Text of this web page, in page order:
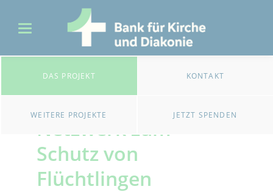
DAS PROJEKT KONTAKT
WEITERE PROJEKTE JETZT SPENDEN
Ökumenisches
Netzwerk zum
Schutz von
Flüchtlingen